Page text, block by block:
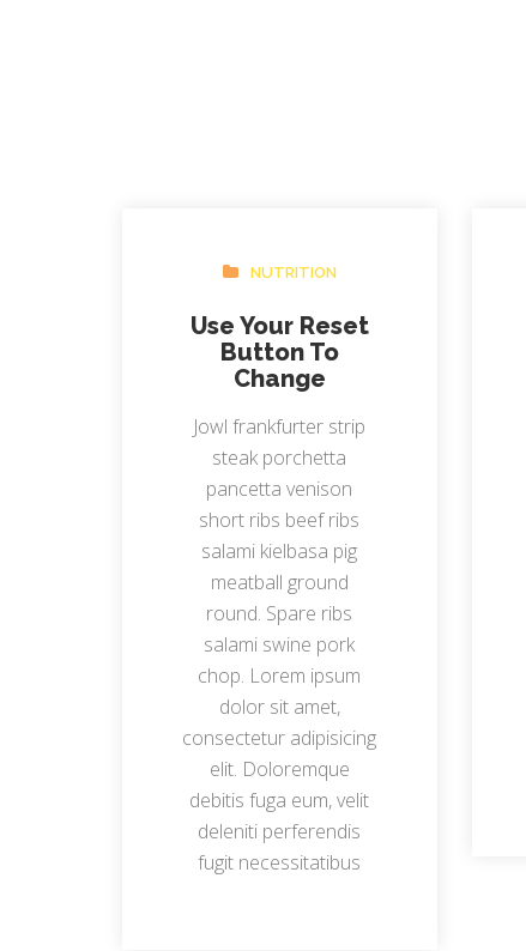
NUTRITION
Use Your Reset
Button To
Change
Jowl frankfurter strip
steak porchetta
pancetta venison
short ribs beef ribs
salami kielbasa pig
meatball ground
round. Spare ribs
salami swine pork
chop. Lorem ipsum
dolor sit amet,
consectetur adipisicing
elit. Doloremque
debitis fuga eum, velit
deleniti perferendis
fugit necessitatibus